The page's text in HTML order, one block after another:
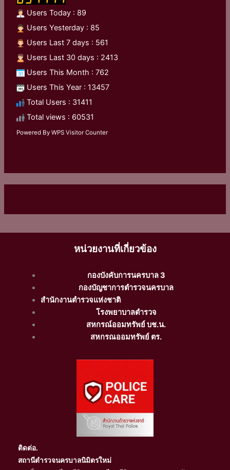
Users Today : 89
Users Yesterday : 85
Users Last 7 days : 561
Users Last 30 days : 2413
Users This Month : 762
Users This Year : 13457
Total Users : 31411
Total views : 60531
Powered ByWPS Visitor Counter
หน่วยงานที่เกี่ยวข้อง
กองบังคับการนครบาล 3
กองบัญชาการตำรวจนครบาล
สำนักงานตำรวจแห่งชาติ
โรงพยาบาลตำรวจ
สหกรณ์ออมทรัพย์ บช.น.
สหกรณออมทรัพย์ ตร.
ติดต่อ.
สถานีตำรวจนครบาลนิมิตรใหม่